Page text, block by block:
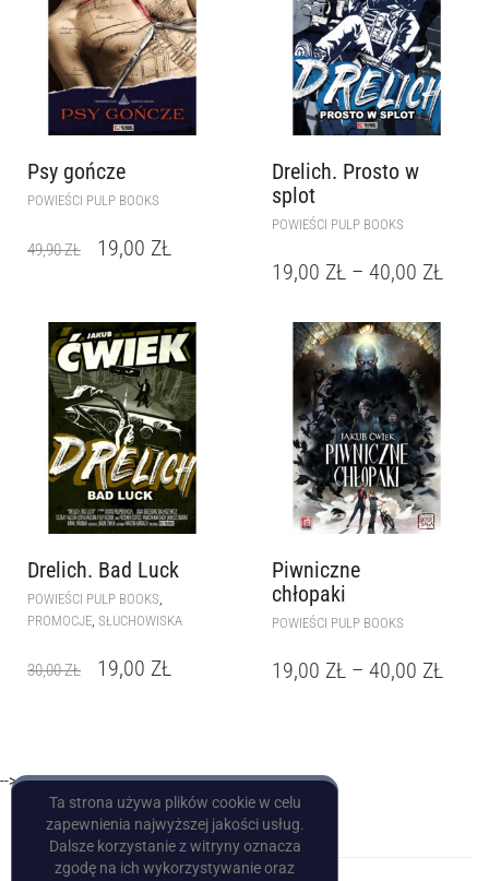
Psy gończe
POWIEŚCI PULP BOOKS
49,90ZŁ 19,00 ZŁ
Drelich. Prosto w
splot
POWIEŚCI PULP BOOKS
19,00 ZŁ – 40,00 ZŁ
Drelich. Bad Luck
POWIEŚCI PULP BOOKS
PROMOCJE SŁUCHOWISKA
30,00ZŁ 19,00 ZŁ
Piwniczne
chłopaki
POWIEŚCI PULP BOOKS
19,00 ZŁ – 40,00 ZŁ
-->
Ta strona używa plików cookie w celu
zapewnienia najwyższej jakości usług.
Dalsze korzystanie z witryny oznacza
zgodę na ich wykorzystywanie oraz